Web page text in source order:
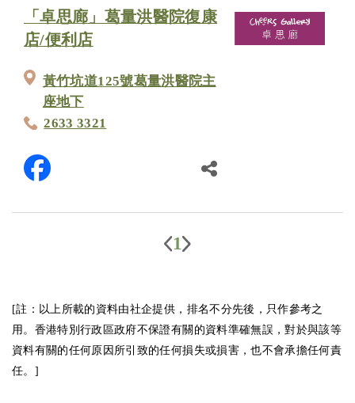
「卓思廊」葛量洪醫院復康
店/便利店
黃竹坑道125號葛量洪醫院主
座地下
2633 3321
1
[註：以上所載的資料由社企提供，排名不分先後，只作參考之
用。香港特別行政區政府不保證有關的資料準確無誤，對於與該等
資料有關的任何原因所引致的任何損失或損害，也不會承擔任何責
任。]